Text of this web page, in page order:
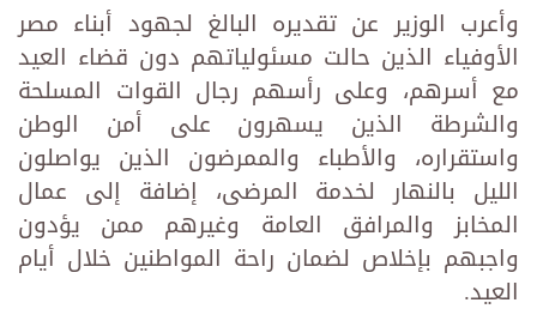
وأعرب الوزير عن تقديره البالغ لجهود أبناء مصر
الأوفياء الذين حالت مسئولياتهم دون قضاء العيد
مع أسرهم، وعلى رأسهم رجال القوات المسلحة
والشرطة الذين يسهرون على أمن الوطن
واستقراره، والأطباء والممرضون الذين يواصلون
الليل بالنهار لخدمة المرضى، إضافة إلى عمال
المخابز والمرافق العامة وغيرهم ممن يؤدون
واجبهم بإخلاص لضمان راحة المواطنين خلال أيام
العيد.